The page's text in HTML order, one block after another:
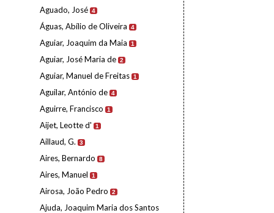
Aguado, José 4
Águas, Abílio de Oliveira 4
Aguiar, Joaquim da Maia 1
Aguiar, José Maria de 2
Aguiar, Manuel de Freitas 1
Aguilar, António de 4
Aguirre, Francisco 1
Aijet, Leotte d' 1
Aillaud, G. 3
Aires, Bernardo 8
Aires, Manuel 1
Airosa, João Pedro 2
Ajuda, Joaquim Maria dos Santos